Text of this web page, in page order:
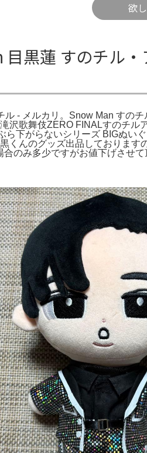
欲
黒蓮 すのチル・
- メルカリ。Snow Man すの
沢歌舞伎ZERO FINALすのチル
下がらないシリーズ BIGぬい
くんのグッズ出品しております
のみ多少ですがお値下げさせて